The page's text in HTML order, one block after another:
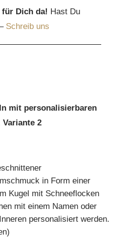
Dich da! Hast Du
Schreib uns
mit personalisierbaren
Variante 2
in Form einer
Kugel mit Schneeflocken
mit einem Namen oder
personalisiert werden.